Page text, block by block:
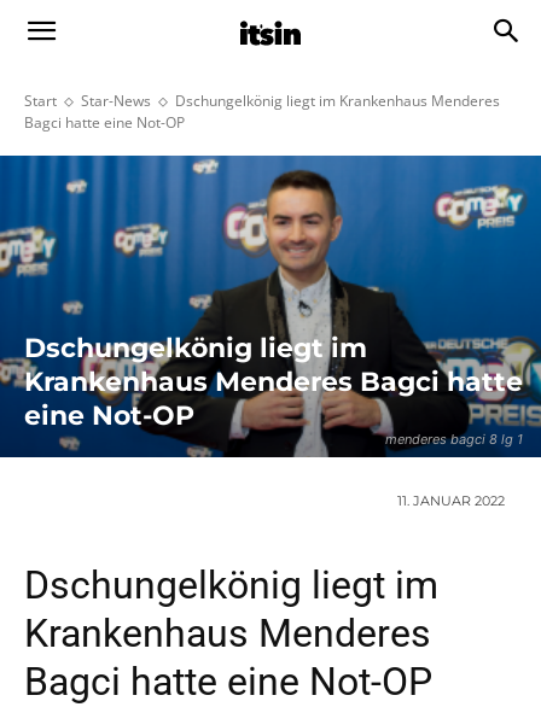
Start Star-News
Dschungelkönig liegt im Krankenhaus Menderes
Bagci hatte eine Not-OP
menderes bagci 8 lg 1
Dschungelkönig liegt im
Krankenhaus Menderes Bagci hatte
eine Not-OP
11. JANUAR 2022
Dschungelkönig liegt im
Krankenhaus Menderes
Bagci hatte eine Not-OP